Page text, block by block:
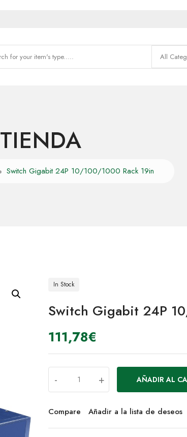
TIENDA
Switch Gigabit 24P 10/100/1000 Rack 19in
In Stock
Switch Gigabit 24P
111,78€
- + AÑADIR AL
Compare Añadir a la lista de deseos